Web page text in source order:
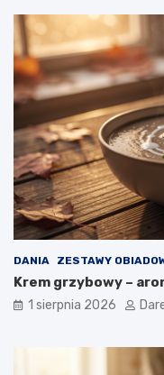
DANIA ZESTAWY
Krem grzybowy –
1 sierpnia 2026